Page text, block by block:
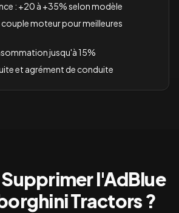
: +20 à +35% selon modèle
moteur pour meilleures
jusqu'à 15%
et agrément de conduite
l'AdBlue
Tractors?